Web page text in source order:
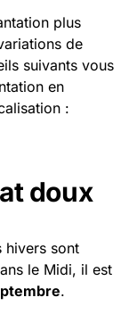
plus
de
suivants vous
en
:
doux
hivers sont
le Midi, il est
.